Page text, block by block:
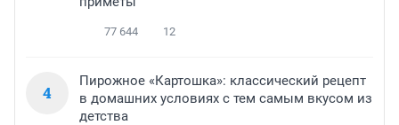
77 644 12
4
Пирожное «Картошка»: классический рецепт
в домашних условиях с тем самым вкусом из
детства